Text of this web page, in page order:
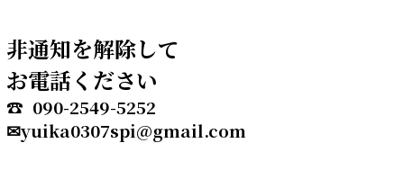
非通知を解除して
お電話ください
☎ 090-2549-5252
✉yuika0307spi@gmail.com